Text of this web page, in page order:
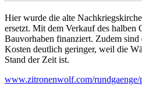
Hier wurde die alte
ersetzt. Mit dem Verkauf des halben
Bauvorhaben finanziert. Zudem
Kosten deutlich geringer, weil die
Stand der Zeit ist.
www.zitronenwolf.com/